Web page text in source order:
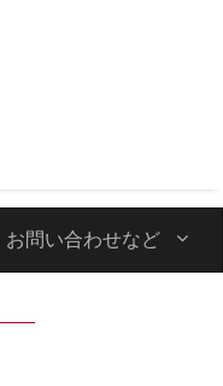
お問い合わせなど